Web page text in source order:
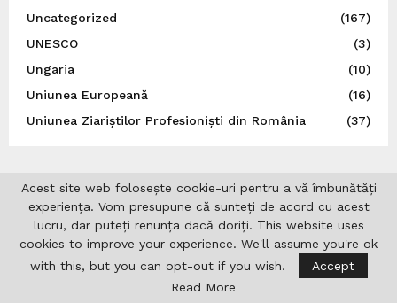
Uncategorized
(167)
UNESCO
(3)
Ungaria
(10)
Uniunea Europeană
(16)
Uniunea Ziariștilor Profesioniști din România
(37)
Acest site web folosește cookie-uri pentru a vă îmbunătăți
experiența. Vom presupune că sunteți de acord cu acest
lucru, dar puteți renunța dacă doriți. This website uses
cookies to improve your experience. We'll assume you're ok
with this, but you can opt-out if you wish.
Accept
Read More